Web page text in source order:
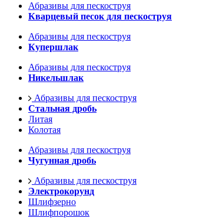
Абразивы для пескоструя
Кварцевый песок для пескоструя
Абразивы для пескоструя
Купершлак
Абразивы для пескоструя
Никельшлак
Абразивы для пескоструя
Стальная дробь
Литая
Колотая
Абразивы для пескоструя
Чугунная дробь
Абразивы для пескоструя
Электрокорунд
Шлифзерно
Шлифпорошок